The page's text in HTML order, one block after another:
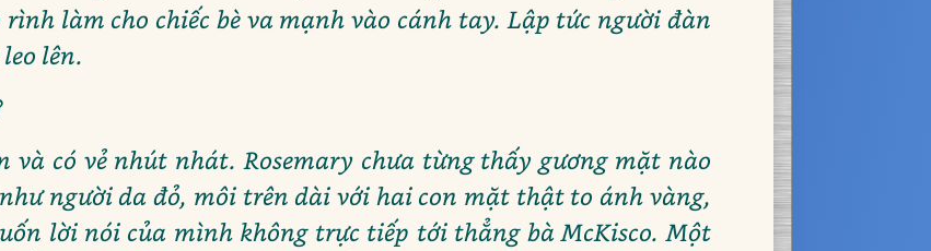
làm cho chiếc bè va mạnh vào cánh tay. Lập tức người đàn
lên.
và có vẻ nhút nhát. Rosemary chưa từng thấy gương mặt nào
người da đỏ, môi trên dài với hai con mặt thật to ánh vàng,
lời nói của mình không trực tiếp tới thẳng bà McKisco. Một